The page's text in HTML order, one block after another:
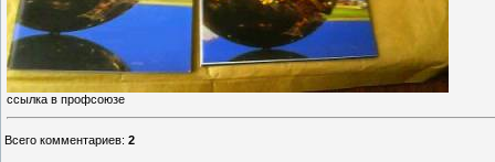
ссылка в профсоюзе
Всего комментариев: 2